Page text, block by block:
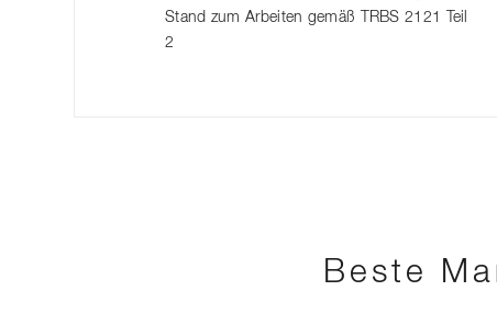
Stand zum Arbeiten gemäß TRBS 2121 Teil
2
Beste